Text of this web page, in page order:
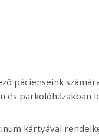
pácienseink
és parkolóházakban
kártyával